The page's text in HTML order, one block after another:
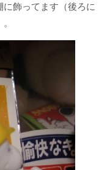
飾ってます（後ろに